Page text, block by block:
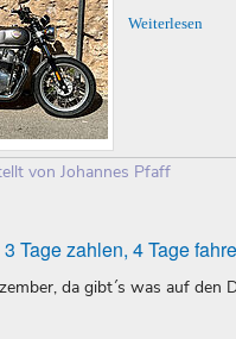
Weiterlesen
von Johannes Pfaff
Tage zahlen, 4 Tage
da gibt´s was auf den